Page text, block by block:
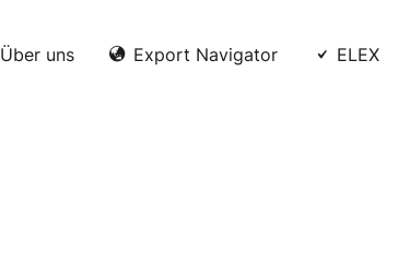
Über uns Export Navigator ELEX